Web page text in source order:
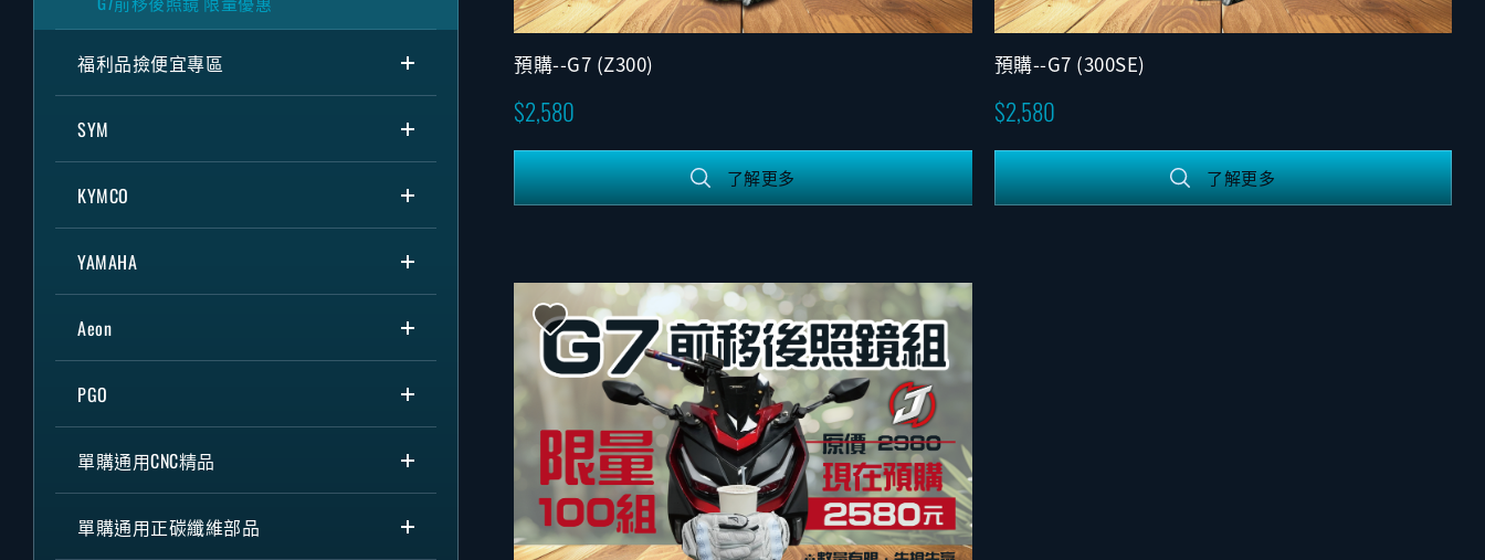
福利品撿便宜專區
SYM
KYMCO
YAMAHA
Aeon
PGO
單購通用CNC精品
單購通用正碳纖維部品
預購--G7 (Z300)
2,580
了解更多
預購--G7 (300SE)
2,580
了解更多